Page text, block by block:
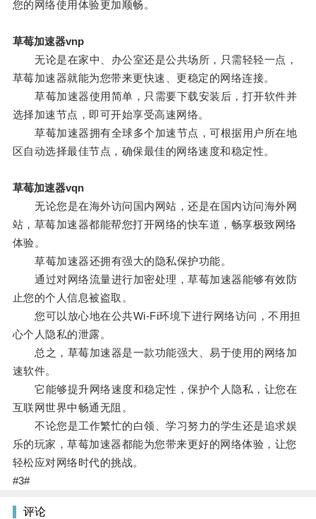
您的网络使用体验更加顺畅。
草莓加速器vnp
无论是在家中、办公室还是公共场所，只需轻轻一点，
草莓加速器就能为您带来更快速、更稳定的网络连接。
草莓加速器使用简单，只需要下载安装后，打开软件并
选择加速节点，即可开始享受高速网络。
草莓加速器拥有全球多个加速节点，可根据用户所在地
区自动选择最佳节点，确保最佳的网络速度和稳定性。
草莓加速器vqn
无论您是在海外访问国内网站，还是在国内访问海外网
站，草莓加速器都能帮您打开网络的快车道，畅享极致网络
体验。
草莓加速器还拥有强大的隐私保护功能。
通过对网络流量进行加密处理，草莓加速器能够有效防
止您的个人信息被盗取。
您可以放心地在公共Wi-Fi环境下进行网络访问，不用担
心个人隐私的泄露。
总之，草莓加速器是一款功能强大、易于使用的网络加
速软件。
它能够提升网络速度和稳定性，保护个人隐私，让您在
互联网世界中畅通无阻。
不论您是工作繁忙的白领、学习努力的学生还是追求娱
乐的玩家，草莓加速器都能为您带来更好的网络体验，让您
轻松应对网络时代的挑战。
#3#
评论